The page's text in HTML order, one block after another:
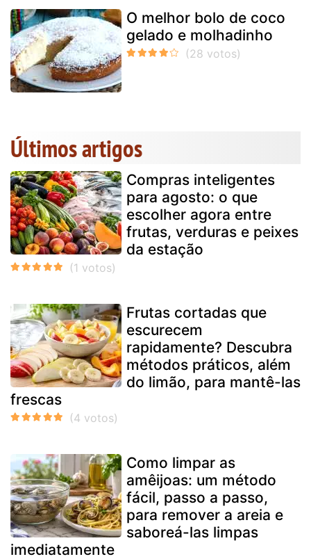
O melhor bolo de coco
gelado e molhadinho
Últimos artigos
Compras inteligentes
para agosto: o que
escolher agora entre
frutas, verduras e peixes
da estação
Frutas cortadas que
escurecem
rapidamente? Descubra
métodos práticos, além
do limão, para mantê-las
frescas
Como limpar as
amêijoas: um método
fácil, passo a passo,
para remover a areia e
saboreá-las limpas
imediatamente